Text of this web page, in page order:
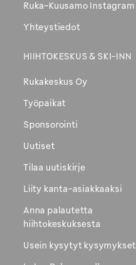
Ruka-Kuusamo Instagram
Yhteystiedot
HIIHTOKESKUS & SKI-INN
Rukakeskus Oy
Työpaikat
Sponsorointi
Uutiset
Tilaa uutiskirje
Liity kanta-asiakkaaksi
Anna palautetta
hiihtokeskuksesta
Usein kysytyt kysymykset